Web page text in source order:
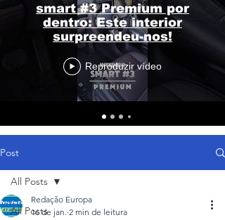
smart #3 Premium por
dentro: Este interior
surpreendeu-nos!
Reproduzir vídeo
Post
All Posts
All Posts
Redação Europa
16 de jan. 2 min de leitura